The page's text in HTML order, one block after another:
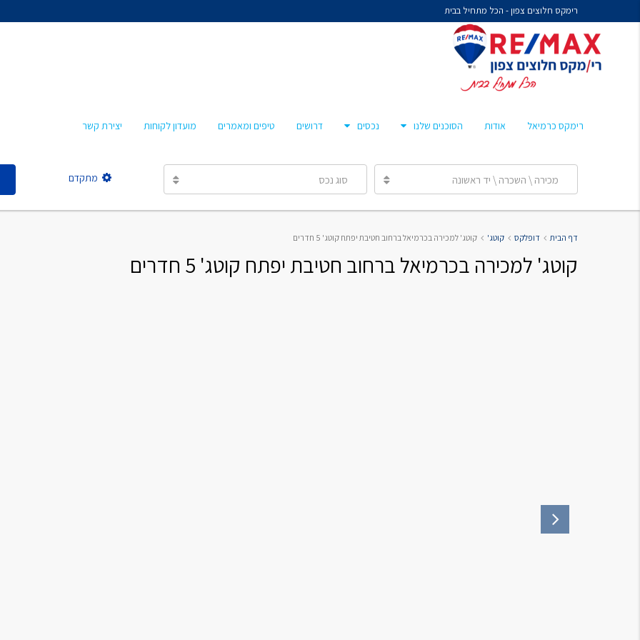
רימקס חלוצים צפון - הכל מתחיל בבית
רימקס כרמיאל אודות הסוכנים שלנו
מיכל קורלנד
מרסלו גלז
מרטה אמבון
נכסים דרושים טיפים ומאמרים מועדון לקוחות יצירת קשר
מכירה \ השכרה \ יד ראשונה סוג נכס מתקדם
דף הבית דופלקס קוטג' קוטג' למכירה בכרמיאל ברחוב חטיבת יפתח קוטג' 5 חדרים
קוטג' למכירה בכרמיאל ברחוב חטיבת יפתח קוטג' 5 חדרים
נח איציקזון- זכיין
חן צאיג – מאמן סוכנים
טלי עזרא